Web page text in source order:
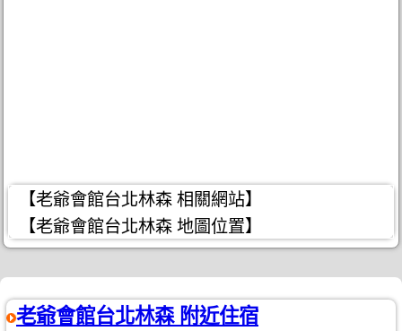
【老爺會館台北林森 相關網站】
【老爺會館台北林森 地圖位置】
老爺會館台北林森 附近住宿